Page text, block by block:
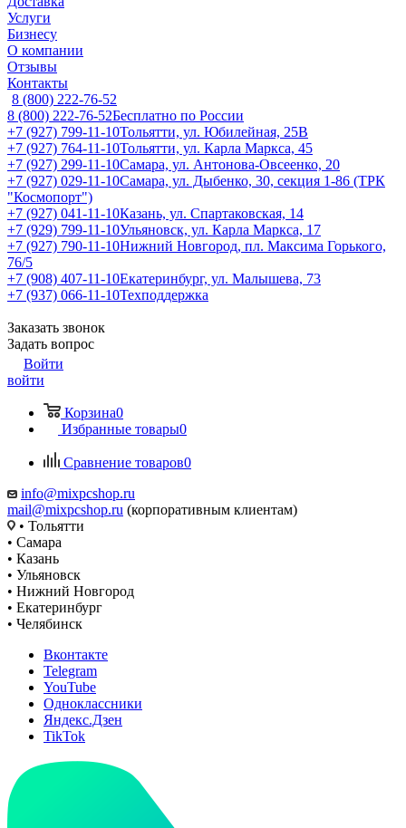
Услуги
Бизнесу
О компании
Отзывы
Контакты
8 (800) 222-76-52
8 (800) 222-76-52Бесплатно по России
+7 (927) 799-11-10Тольятти, ул. Юбилейная, 25В
+7 (927) 764-11-10Тольятти, ул. Карла Маркса, 45
+7 (927) 299-11-10Самара, ул. Антонова-Овсеенко, 20
+7 (927) 029-11-10Самара, ул. Дыбенко, 30, секция 1-86 (ТРК
"Космопорт")
+7 (927) 041-11-10Казань, ул. Спартаковская, 14
+7 (929) 799-11-10Ульяновск, ул. Карла Маркса, 17
+7 (927) 790-11-10Нижний Новгород, пл. Максима Горького,
76/5
+7 (908) 407-11-10Екатеринбург, ул. Малышева, 73
+7 (937) 066-11-10Техподдержка
Заказать звонок
Задать вопрос
Войти
войти
Корзина0
Избранные товары0
Сравнение товаров0
info@mixpcshop.ru
mail@mixpcshop.ru (корпоративным клиентам)
• Тольятти
• Самара
• Казань
• Ульяновск
• Нижний Новгород
• Екатеринбург
• Челябинск
Вконтакте
Telegram
YouTube
Одноклассники
Яндекс.Дзен
TikTok